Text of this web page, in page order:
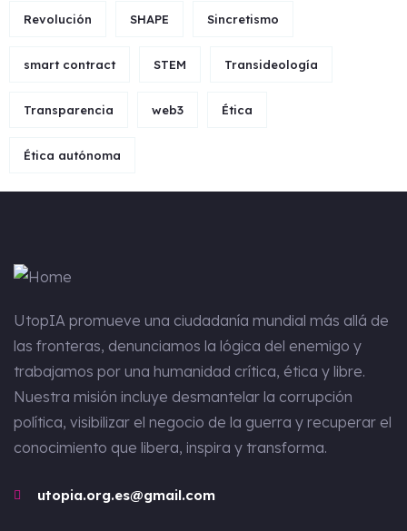
Revolución SHAPE Sincretismo
smart contract STEM Transideología
Transparencia web3 Ética
Ética autónoma
UtopIA promueve una ciudadanía mundial más allá de
las fronteras, denunciamos la lógica del enemigo y
trabajamos por una humanidad crítica, ética y libre.
Nuestra misión incluye desmantelar la corrupción
política, visibilizar el negocio de la guerra y recuperar el
conocimiento que libera, inspira y transforma.
utopia.org.es@gmail.com